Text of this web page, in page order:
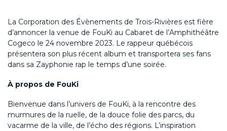
La Corporation des Évènements de Trois-Rivières est fière
d’annoncer la venue de FouKi au Cabaret de l’Amphithéâtre
Cogeco le 24 novembre 2023. Le rappeur québécois
présentera son plus récent album et transportera ses fans
dans sa Zayphonie rap le temps d’une soirée.
À propos de FouKi
Bienvenue dans l’univers de FouKi, à la rencontre des
murmures de la ruelle, de la douce folie des parcs, du
vacarme de la ville, de l’écho des régions. L’inspiration